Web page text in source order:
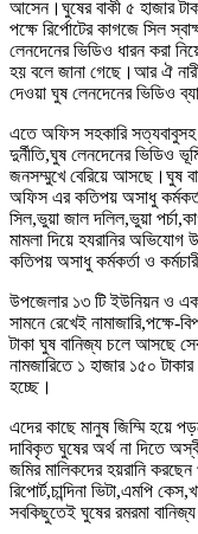
আসেন।ঘুষের বাকী ৫ হাজার
পক্ষে রির্পোটের কাগজে সিল
লেনদেনের ভিডিও ধারন করা
হয় বলে জানা গেছে।আর ঐ
দেওয়া ঘুষ লেনদেনের ভিডিও
এতে অফিস সহকারি সত্যবাবুসহ
দুর্নীতি,ঘুষ লেনদেনের ভিডিও
জনসম্মুখে বেরিয়ে আসছে।ঘুষ
অফিস এর কতিপয় অসাধু
সিল,ভুয়া জাল দলিল,ভুয়া
মামলা দিয়ে হযরানির
কতিপয় অসাধু কর্মকর্তা ও
উপজেলার ১৩ টি ইউনিয়ন ও
সামনে রেখেই নামাজারি,পক্ষে-
টাকা ঘুষ বানিজ্য চলে আসছে
নামজারিতে ১ হাজার ১৫০
হচ্ছে।
এদের কাছে মানুষ জিম্মি হয়ে
দাবিকৃত ঘুষের অর্থ না দিতে
জমির মালিকদের হয়রানি
রিপোর্ট,চান্দিনা ভিটা,এমপি
সবকিছুতেই ঘুষের রমরমা